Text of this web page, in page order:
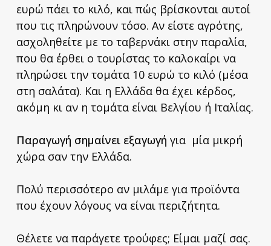
ευρώ πάει το κιλό, και πώς βρίσκονται αυτοί
που τις πληρώνουν τόσο. Αν είστε αγρότης,
ασχοληθείτε με το ταβερνάκι στην παραλία,
που θα έρθει ο τουρίστας το καλοκαίρι να
πληρώσει την τομάτα 10 ευρώ το κιλό (μέσα
στη σαλάτα). Και η Ελλάδα θα έχει κέρδος,
ακόμη κι αν η τομάτα είναι Βελγίου ή Ιταλίας.
Παραγωγή σημαίνει εξαγωγή για μία μικρή
χώρα σαν την Ελλάδα.
Πολύ περισσότερο αν μιλάμε για προϊόντα
που έχουν λόγους να είναι περιζήτητα.
Θέλετε να παράγετε τρούφες; Είμαι μαζί σας.